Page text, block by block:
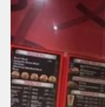
Blendax